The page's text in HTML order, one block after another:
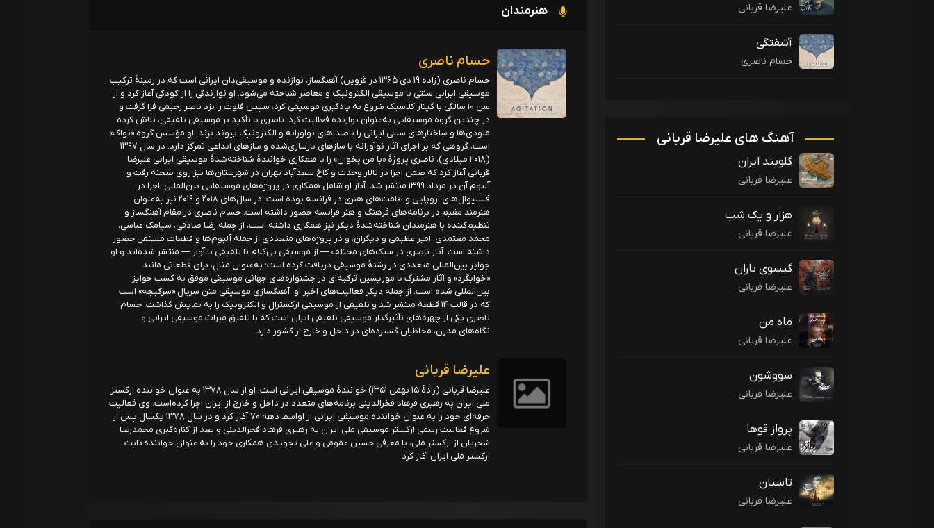
علیرضا قربانی
آشفتگی
حسام ناصری
آهنگ های علیرضا قربانی
گلوبند ایران
علیرضا قربانی
هزار و یک شب
علیرضا قربانی
گیسوی باران
علیرضا قربانی
ماه من
علیرضا قربانی
سووشون
علیرضا قربانی
پرواز قوها
علیرضا قربانی
تاسیان
علیرضا قربانی
هنرمندان
حسام ناصری
حسام ناصری (زاده ۱۹ دی ۱۳۶۵ در قزوین) آهنگساز، نوازنده و موسیقی‌دان ایرانی است که در زمینهٔ ترکیب
موسیقی ایرانی سنتی با موسیقی الکترونیک و معاصر شناخته می‌شود. او نوازندگی را از کودکی آغاز کرد و از
سن ۱۰ سالگی با گیتار کلاسیک شروع به یادگیری موسیقی کرد، سپس فلوت را نزد ناصر رحیمی فرا گرفت و
در چندین گروه موسیقایی به‌عنوان نوازنده فعالیت کرد. ناصری با تأکید بر موسیقی تلفیقی، تلاش کرده
ملودی‌ها و ساختارهای سنتی ایرانی را باصداهای نوآورانه و الکترونیک پیوند بزند. او مؤسس گروه «نواک»
است، گروهی که بر اجرای آثار نوآورانه با سازهای بازسازی‌شده و سازهای ابداعی تمرکز دارد. در سال ۱۳۹۷
(۲۰۱۸ میلادی)، ناصری پروژهٔ «با من بخوان» را با همکاری خوانندهٔ شناخته‌شدهٔ موسیقی ایرانی علیرضا
قربانی آغاز کرد که ضمن اجرا در تالار وحدت و کاخ سعدآباد تهران در شهرستان‌ها نیز روی صحنه رفت و
آلبوم آن در مرداد ۱۳۹۹ منتشر شد. آثار او شامل همکاری در پروژه‌های موسیقایی بین‌المللی، اجرا در
فستیوال‌های اروپایی و اقامت‌های هنری در فرانسه بوده است؛ در سال‌های ۲۰۱۸ و ۲۰۱۹ نیز به‌عنوان
هنرمند مقیم در برنامه‌های فرهنگ و هنر فرانسه حضور داشته است. حسام ناصری در مقام آهنگساز و
تنظیم‌کننده با هنرمندان شناخته‌شدهٔ دیگر نیز همکاری داشته است، از جمله رضا صادقی، سیامک عباسی،
محمد معتمدی، امیر عظیمی و دیگران، و در پروژه‌های متعددی از جمله آلبوم‌ها و قطعات مستقل حضور
داشته است. آثار ناصری در سبک‌های مختلف — از موسیقی بی‌کلام تا تلفیقی با آواز — منتشر شده‌اند و او
جوایز بین‌المللی متعددی در رشتهٔ موسیقی دریافت کرده است؛ به‌عنوان مثال، برای قطعاتی مانند
«خوابگرد» و آثار مشترک با موزیسین ترکیه‌ای در جشنواره‌های جهانی موسیقی موفق به کسب جوایز
بین‌المللی شده است. از جمله دیگر فعالیت‌های اخیر او، آهنگسازی موسیقی متن سریال «سرگیجه» است
که در قالب ۱۴ قطعه منتشر شد و تلفیقی از موسیقی ارکسترال و الکترونیک را به نمایش گذاشت. حسام
ناصری یکی از چهره‌های تأثیرگذار موسیقی تلفیقی ایران است که با تلفیق میراث موسیقی ایرانی و
نگاه‌های مدرن، مخاطبان گسترده‌ای در داخل و خارج از کشور دارد.
علیرضا قربانی
علیرضا قربانی (زادهٔ ۱۵ بهمن ۱۳۵۱) خوانندهٔ موسیقی ایرانی است. او از سال ۱۳۷۸ به عنوان خواننده ارکستر
ملی ایران به رهبری فرهاد فخرالدینی برنامه‌های متعدد در داخل و خارج از ایران اجرا کرده‌است. وی فعالیت
حرفه‌ای خود را به عنوان خواننده موسیقی ایرانی از اواسط دهه ۷۰ آغاز کرد و در سال ۱۳۷۸ یکسال پس از
شروع فعالیت رسمی ارکستر موسیقی ملی ایران به رهبری فرهاد فخرالدینی و بعد از کناره‌گیری محمدرضا
شجریان از ارکستر ملی، با معرفی حسین عمومی و علی تجویدی همکاری خود را به عنوان خواننده ثابت
ارکستر ملی ایران آغاز کرد